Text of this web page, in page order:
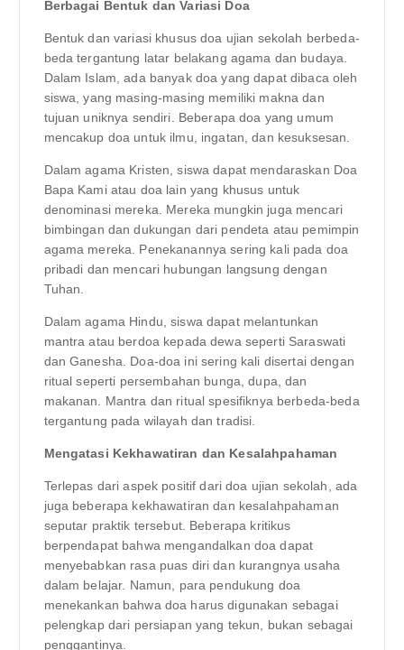
Berbagai Bentuk dan Variasi Doa
Bentuk dan variasi khusus doa ujian sekolah berbeda-
beda tergantung latar belakang agama dan budaya.
Dalam Islam, ada banyak doa yang dapat dibaca oleh
siswa, yang masing-masing memiliki makna dan
tujuan uniknya sendiri. Beberapa doa yang umum
mencakup doa untuk ilmu, ingatan, dan kesuksesan.
Dalam agama Kristen, siswa dapat mendaraskan Doa
Bapa Kami atau doa lain yang khusus untuk
denominasi mereka. Mereka mungkin juga mencari
bimbingan dan dukungan dari pendeta atau pemimpin
agama mereka. Penekanannya sering kali pada doa
pribadi dan mencari hubungan langsung dengan
Tuhan.
Dalam agama Hindu, siswa dapat melantunkan
mantra atau berdoa kepada dewa seperti Saraswati
dan Ganesha. Doa-doa ini sering kali disertai dengan
ritual seperti persembahan bunga, dupa, dan
makanan. Mantra dan ritual spesifiknya berbeda-beda
tergantung pada wilayah dan tradisi.
Mengatasi Kekhawatiran dan Kesalahpahaman
Terlepas dari aspek positif dari doa ujian sekolah, ada
juga beberapa kekhawatiran dan kesalahpahaman
seputar praktik tersebut. Beberapa kritikus
berpendapat bahwa mengandalkan doa dapat
menyebabkan rasa puas diri dan kurangnya usaha
dalam belajar. Namun, para pendukung doa
menekankan bahwa doa harus digunakan sebagai
pelengkap dari persiapan yang tekun, bukan sebagai
penggantinya.